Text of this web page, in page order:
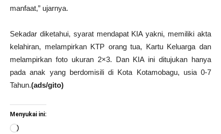
manfaat,” ujarnya.
Sekadar diketahui, syarat mendapat KIA yakni, memiliki akta
kelahiran, melampirkan KTP orang tua, Kartu Keluarga dan
melampirkan foto ukuran 2×3. Dan KIA ini ditujukan hanya
pada anak yang berdomisili di Kota Kotamobagu, usia 0-7
Tahun.(ads/gito)
Menyukai ini:
Memuat...